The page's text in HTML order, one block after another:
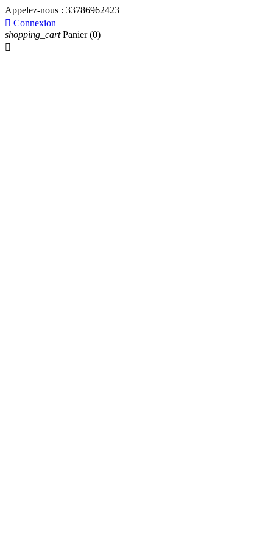
Appelez-nous : 33786962423
 Connexion
shopping_cart Panier (0)
